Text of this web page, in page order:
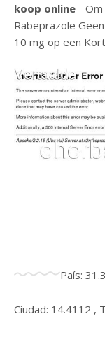
koop online -
Rabeprazole
10 mg op een
País:
Ciudad: 14.4112 ,